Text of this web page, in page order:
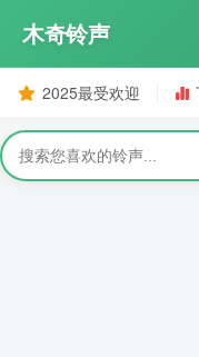
木奇铃声
2025最受欢迎